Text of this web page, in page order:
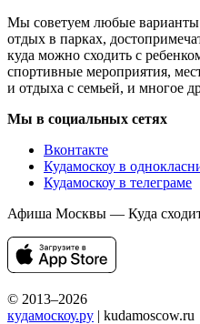
Мы советуем любые
отдых в парках,
куда можно сходить с
спортивные мероприятия,
и отдыха с семьей, и многое
Мы в социальных сетях
Вконтакте
Кудамоскоу в
Кудамоскоу в телеграме
Афиша Москвы — Куда
© 2013–2026
кудамоскоу.ру | kudamoscow.ru